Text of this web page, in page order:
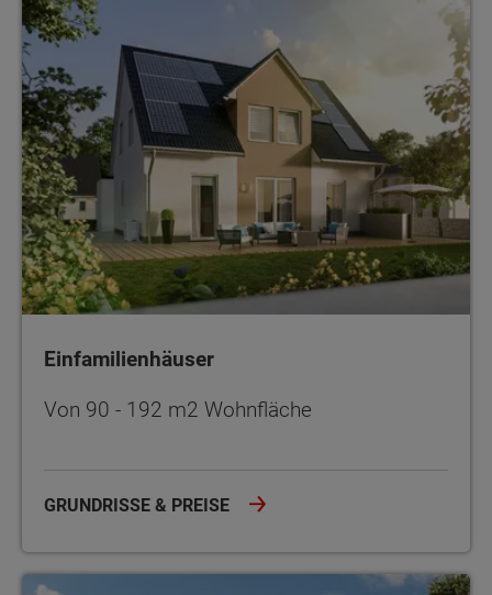
Einfamilienhäuser
Von 90 - 192 m2 Wohnfläche
GRUNDRISSE & PREISE
Stadthäuser